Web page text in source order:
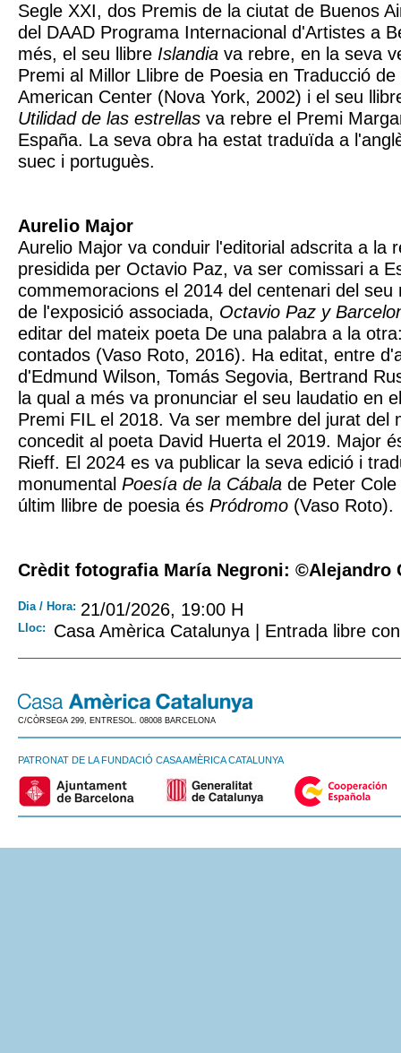
Segle XXI, dos Premis de la ciutat de Buenos
del DAAD Programa Internacional d'Artistes a
més, el seu llibre Islandia va rebre, en la seva
Premi al Millor Llibre de Poesia en Traducció
American Center (Nova York, 2002) i el seu
Utilidad de las estrellas va rebre el Premi
España. La seva obra ha estat traduïda a
suec i portuguès.
Aurelio Major
Aurelio Major va conduir l'editorial adscrita a la
presidida per Octavio Paz, va ser comissari a
commemoracions el 2014 del centenari del
de l'exposició associada, Octavio Paz y
editar del mateix poeta De una palabra a la
contados (Vaso Roto, 2016). Ha editat, entre
d'Edmund Wilson, Tomás Segovia, Bertrand
la qual a més va pronunciar el seu laudatio en
Premi FIL el 2018. Va ser membre del jurat del
concedit al poeta David Huerta el 2019. Major
Rieff. El 2024 es va publicar la seva edició i
monumental Poesía de la Cábala de Peter
últim llibre de poesia és Pródromo (Vaso Roto).
Crèdit fotografia María Negroni: ©Alejandro
Dia / Hora: 21/01/2026, 19:00 H
Lloc: Casa Amèrica Catalunya | Entrada libre
C/CÒRSEGA 299, ENTRESOL. 08008 BARCELONA
PATRONAT DE LA FUNDACIÓ CASA AMÈRICA CATALUNYA